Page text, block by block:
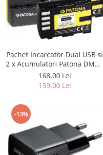
Pachet Incarcator Dual USB si
2 x Acumulatori Patona DMW-
BLF19E pentru Panasonic
Lumix DC-GH5 DMC-GH4
168,00 Lei
159,00 Lei
-13%